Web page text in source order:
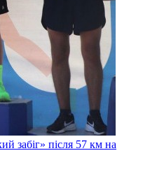
забіг» після 57 км на